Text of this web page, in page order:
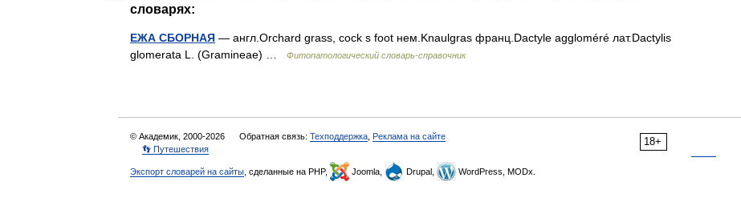
словарях:
ЕЖА СБОРНАЯ — англ.Orchard grass, cock s foot нем.Knaulgras франц.Dactyle aggloméré лат.Dactylis
glomerata L. (Gramineae) …
Фитопатологический словарь-справочник
18+
© Академик, 2000-2026 Обратная связь: Техподдержка Реклама на сайте
👣 Путешествия
Экспорт словарей на сайты , сделанные на PHP, Joomla, Drupal, WordPress, MODx.